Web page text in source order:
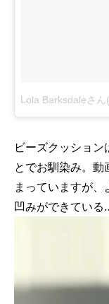
Lola Barksdaleさ
ビーズクッション
とでお馴染み。
まっていますが
凹みができている